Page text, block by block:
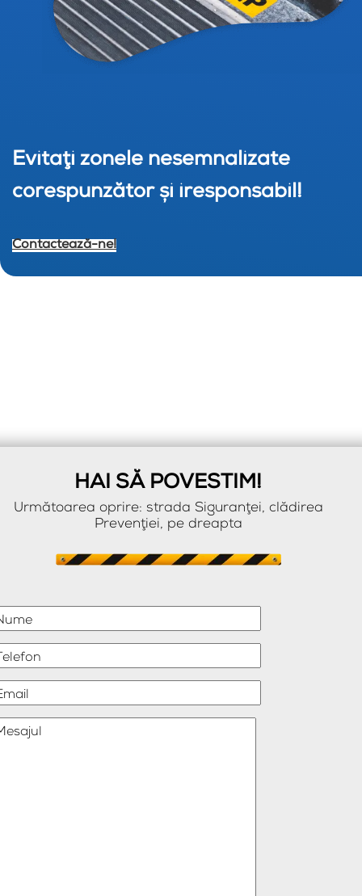
Evitaţi zonele nesemnalizate
corespunzător şi iresponsabil!
Contactează-ne!
HAI SĂ POVESTIM!
Următoarea oprire: strada Siguranţei, clădirea
Prevenţiei, pe dreapta